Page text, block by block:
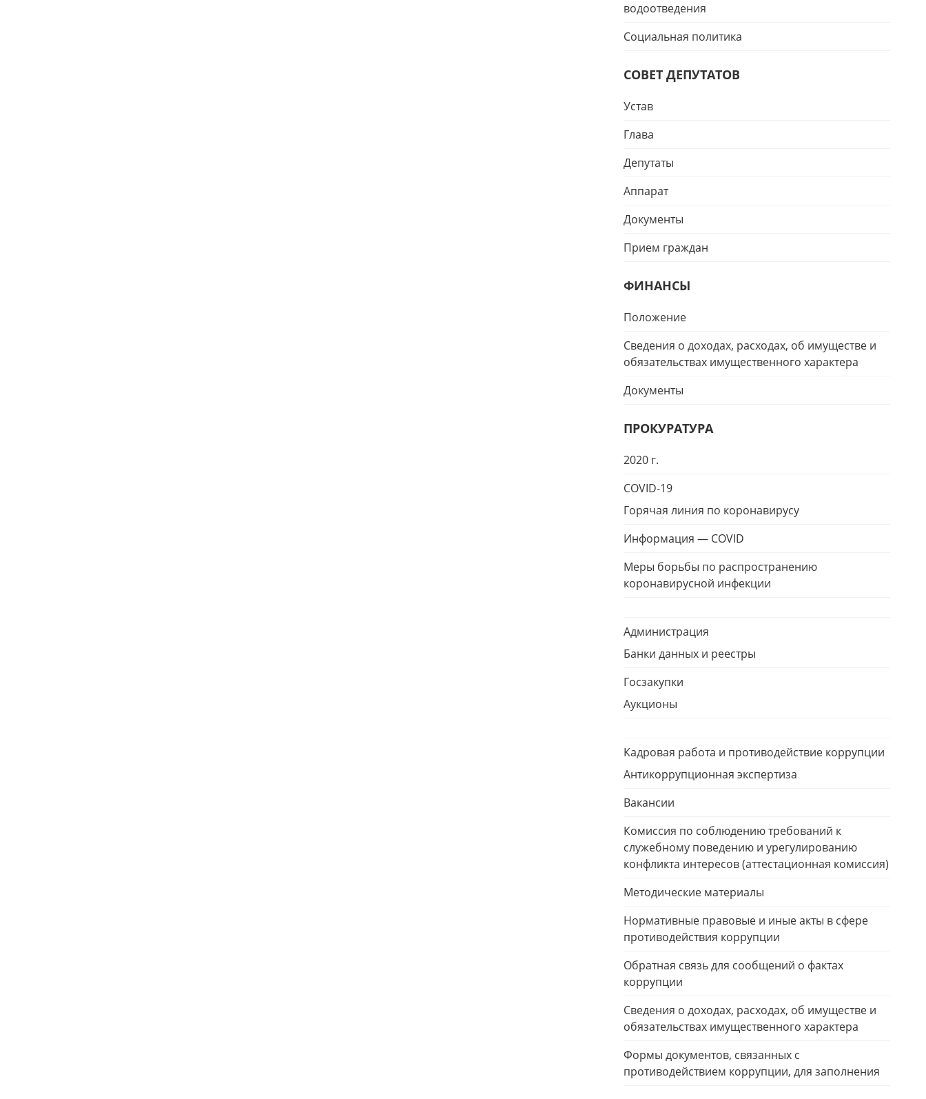
водоотведения
Социальная политика
СОВЕТ ДЕПУТАТОВ
Устав
Глава
Депутаты
Аппарат
Документы
Прием граждан
ФИНАНСЫ
Положение
Сведения о доходах, расходах, об имуществе и
обязательствах имущественного характера
Документы
ПРОКУРАТУРА
2020 г.
COVID-19
Горячая линия по коронавирусу
Информация — COVID
Меры борьбы по распространению
коронавирусной инфекции
Администрация
Банки данных и реестры
Госзакупки
Аукционы
Кадровая работа и противодействие коррупции
Антикоррупционная экспертиза
Вакансии
Комиссия по соблюдению требований к
служебному поведению и урегулированию
конфликта интересов (аттестационная комиссия)
Методические материалы
Нормативные правовые и иные акты в сфере
противодействия коррупции
Обратная связь для сообщений о фактах
коррупции
Сведения о доходах, расходах, об имуществе и
обязательствах имущественного характера
Формы документов, связанных с
противодействием коррупции, для заполнения